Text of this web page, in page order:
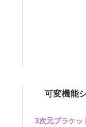
可変機能
3次元ブラケッ